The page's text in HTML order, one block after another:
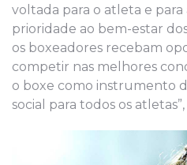
voltada para o atleta e
prioridade ao bem-estar
os boxeadores recebam
competir nas melhores
o boxe como instrumento
social para todos os